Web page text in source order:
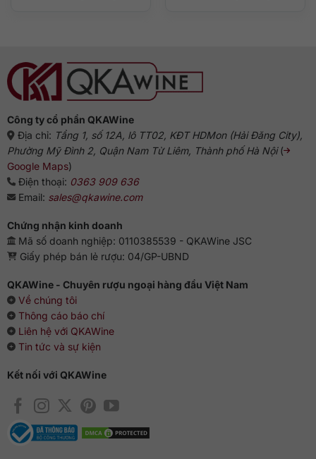
Công ty cổ phần QKAWine
Địa chỉ: Tầng 1, số 12A, lô TT02, KĐT HDMon (Hải Đăng City),
Phường Mỹ Đình 2, Quận Nam Từ Liêm, Thành phố Hà Nội(
Google Maps)
Điện thoại: 0363 909 636
Email: sales@qkawine.com
Chứng nhận kinh doanh
Mã số doanh nghiệp: 0110385539 - QKAWine JSC
Giấy phép bán lẻ rượu: 04/GP-UBND
QKAWine - Chuyên rượu ngoại hàng đầu Việt Nam
Về chúng tôi
Thông cáo báo chí
Liên hệ với QKAWine
Tin tức và sự kiện
Kết nối với QKAWine